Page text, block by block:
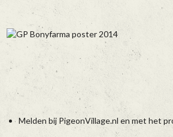
Melden bij PigeonVillage.nl en met het